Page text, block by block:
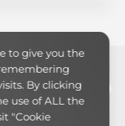
LinkedIn
RSS-Feed
to give you the
By clicking
use of ALL the
"Cookie